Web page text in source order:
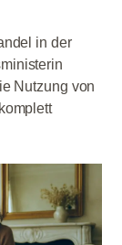
in der
Nutzung von